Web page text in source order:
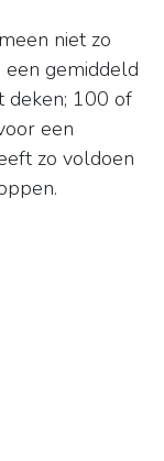
niet zo
gemiddeld
deken; 100 of
een
zo voldoen